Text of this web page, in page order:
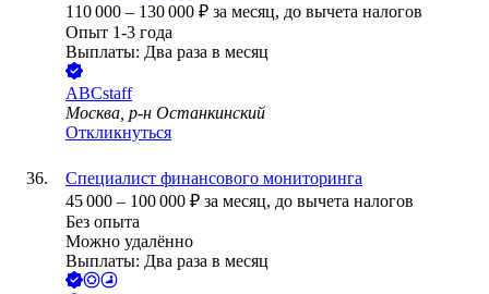
110 000 – 130 000 ₽ за месяц, до вычета налогов
Опыт 1-3 года
Выплаты: Два раза в месяц
ABCstaff
Москва, р-н Останкинский
Откликнуться
Специалист финансового мониторинга
45 000 – 100 000 ₽ за месяц, до вычета налогов
Без опыта
Можно удалённо
Выплаты: Два раза в месяц